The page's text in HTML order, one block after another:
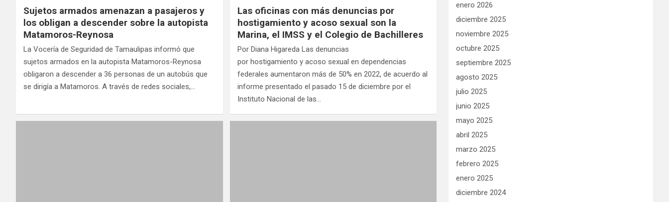
Sujetos armados amenazan a pasajeros y
los obligan a descender sobre la autopista
Matamoros-Reynosa
La Vocería de Seguridad de Tamaulipas informó que
sujetos armados en la autopista Matamoros-Reynosa
obligaron a descender a 36 personas de un autobús que
se dirigía a Matamoros. A través de redes sociales,…
Las oficinas con más denuncias por
hostigamiento y acoso sexual son la
Marina, el IMSS y el Colegio de Bachilleres
Por Diana Higareda Las denuncias
por hostigamiento y acoso sexual en dependencias
federales aumentaron más de 50% en 2022, de acuerdo al
informe presentado el pasado 15 de diciembre por el
Instituto Nacional de las…
enero 2026
diciembre 2025
noviembre 2025
octubre 2025
septiembre 2025
agosto 2025
julio 2025
junio 2025
mayo 2025
abril 2025
marzo 2025
febrero 2025
enero 2025
diciembre 2024